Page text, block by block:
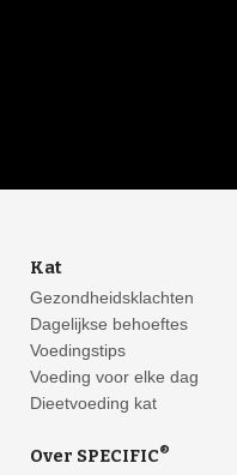
Kat
Gezondheidsklachten
Dagelijkse behoeftes
Voedingstips
Voeding voor elke dag
Dieetvoeding kat
Over SPECIFIC®